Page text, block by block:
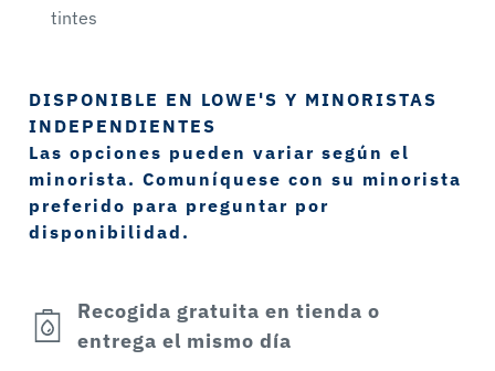
tintes
DISPONIBLE EN LOWE'S Y MINORISTAS
INDEPENDIENTES
Las opciones pueden variar según el
minorista. Comuníquese con su minorista
preferido para preguntar por
disponibilidad.
Recogida gratuita en tienda o
entrega el mismo día